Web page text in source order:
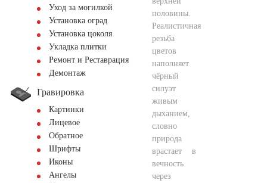
Уход за могилкой
Установка оград
Установка цоколя
Укладка плитки
Ремонт и Реставрация
Демонтаж
Гравировка
Картинки
Лицевое
Обратное
Шрифты
Иконы
Ангелы
половины.
Реалистичная
резьба
цветов
наполняет
чёрный
силуэт
живым
дыханием,
словно
природа
врастает в
вечность
через